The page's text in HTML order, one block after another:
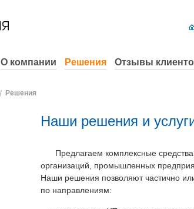
О компании Решения Отзывы
Решения
Наши решения и
Предлагаем комплексные
организаций, промышленных
Наши решения позволяют частично
по направлениям: